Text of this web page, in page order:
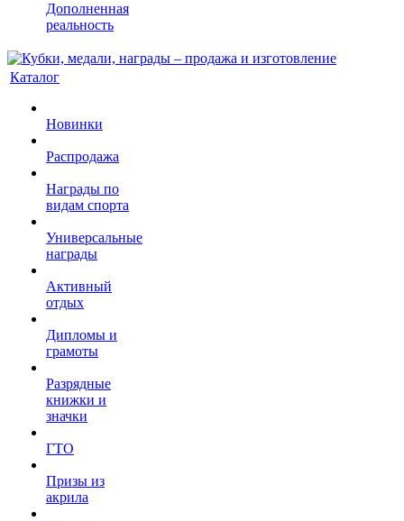
Дополненная
реальность
Каталог
Новинки
Распродажа
Награды по
видам спорта
Универсальные
награды
Активный
отдых
Дипломы и
грамоты
Разрядные
книжки и
значки
ГТО
Призы из
акрила